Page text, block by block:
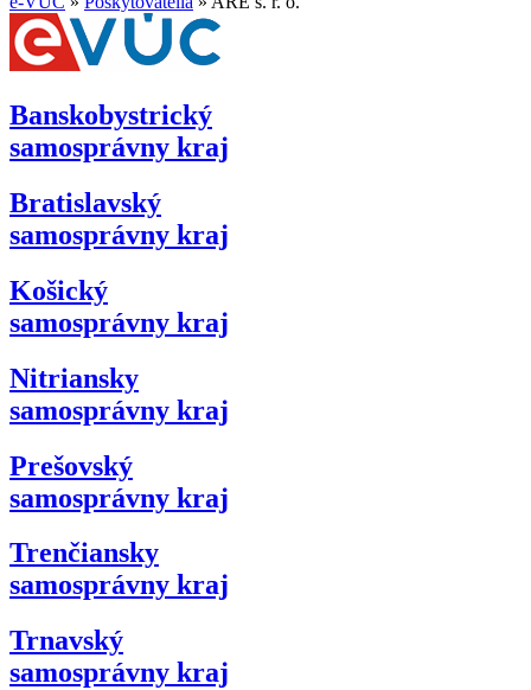
Banskobystrický
samosprávny kraj
Bratislavský
samosprávny kraj
Košický
samosprávny kraj
Nitriansky
samosprávny kraj
Prešovský
samosprávny kraj
Trenčiansky
samosprávny kraj
Trnavský
samosprávny kraj